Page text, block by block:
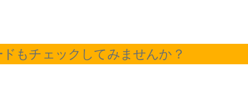
もチェックしてみませんか？